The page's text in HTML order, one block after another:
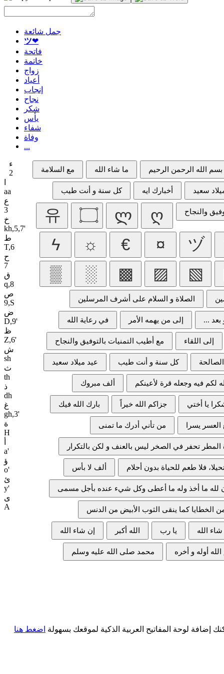
جمل شائعة
ツ❤
فاتحة
خاتمة
زواج
أعياد
إنجاب
نجاح
شكر
يأس
شفاء
وفاة
...
ء
2
aa
ع
3
خ
kh,5,7'
ط
T,6
ح
7
ق
q,8
ص
9,S
ض
D,9'
ظ
Z,6'
ش
sh
ث
th
ذ
dh
غ
gh,3'
ة
H
a'
ؤ
o'
ئ
y'
ى
A
لوحة المفاتيح العربية الذكية لموقعك بسهولة اضغط هنا